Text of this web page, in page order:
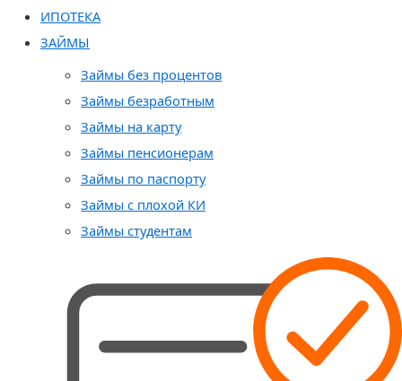
ИПОТЕКА
ЗАЙМЫ
Займы без процентов
Займы безработным
Займы на карту
Займы пенсионерам
Займы по паспорту
Займы с плохой КИ
Займы студентам